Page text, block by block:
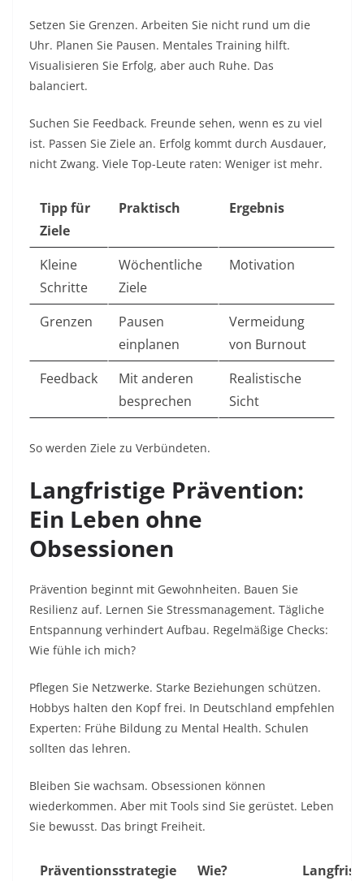
Setzen Sie Grenzen. Arbeiten Sie nicht rund um die
Uhr. Planen Sie Pausen. Mentales Training hilft.
Visualisieren Sie Erfolg, aber auch Ruhe. Das
balanciert.​
Suchen Sie Feedback. Freunde sehen, wenn es zu viel
ist. Passen Sie Ziele an. Erfolg kommt durch Ausdauer,
nicht Zwang. Viele Top-Leute raten: Weniger ist mehr.​
Tipp für
Ziele
Praktisch Ergebnis
Kleine
Schritte
Wöchentliche
Ziele
Motivation ​
Grenzen
Pausen
einplanen
Vermeidung
von Burnout ​
Feedback
Mit anderen
besprechen
Realistische
Sicht ​
So werden Ziele zu Verbündeten.​
Langfristige Prävention:
Ein Leben ohne
Obsessionen
Prävention beginnt mit Gewohnheiten. Bauen Sie
Resilienz auf. Lernen Sie Stressmanagement. Tägliche
Entspannung verhindert Aufbau. Regelmäßige Checks:
Wie fühle ich mich?​
Pflegen Sie Netzwerke. Starke Beziehungen schützen.
Hobbys halten den Kopf frei. In Deutschland empfehlen
Experten: Frühe Bildung zu Mental Health. Schulen
sollten das lehren.​
Bleiben Sie wachsam. Obsessionen können
wiederkommen. Aber mit Tools sind Sie gerüstet. Leben
Sie bewusst. Das bringt Freiheit.​
Präventionsstrategie Wie?